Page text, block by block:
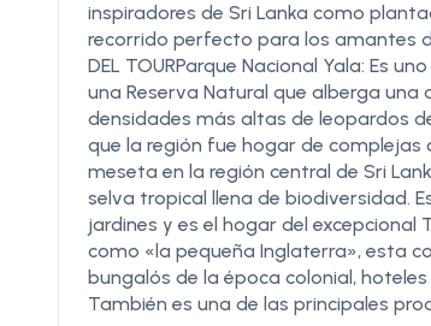
inspiradores de Sri Lanka como
recorrido perfecto para los amantes
DEL TOURParque Nacional Yala: Es
una Reserva Natural que alberga
densidades más altas de leopardos
que la región fue hogar de complejas
meseta en la región central de Sri
selva tropical llena de biodiversidad.
jardines y es el hogar del excepcional
como «la pequeña Inglaterra», esta
bungalós de la época colonial,
También es una de las principales